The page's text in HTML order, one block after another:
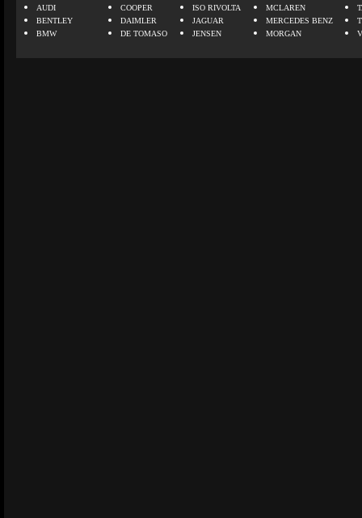
AUDI
BENTLEY
BMW
COOPER
DAIMLER
DE TOMASO
ISO RIVOLTA
JAGUAR
JENSEN
MCLAREN
MERCEDES BENZ
MORGAN